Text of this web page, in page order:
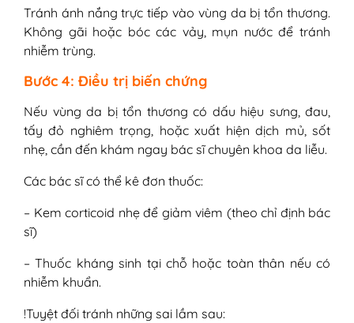
Tránh ánh nắng trực tiếp vào vùng da bị tổn thương.
Không gãi hoặc bóc các vảy, mụn nước để tránh
nhiễm trùng.
Bước 4: Điều trị biến chứng
Nếu vùng da bị tổn thương có dấu hiệu sưng, đau,
tấy đỏ nghiêm trọng, hoặc xuất hiện dịch mủ, sốt
nhẹ, cần đến khám ngay bác sĩ chuyên khoa da liễu.
Các bác sĩ có thể kê đơn thuốc:
– Kem corticoid nhẹ để giảm viêm (theo chỉ định bác
sĩ)
– Thuốc kháng sinh tại chỗ hoặc toàn thân nếu có
nhiễm khuẩn.
!Tuyệt đối tránh những sai lầm sau: